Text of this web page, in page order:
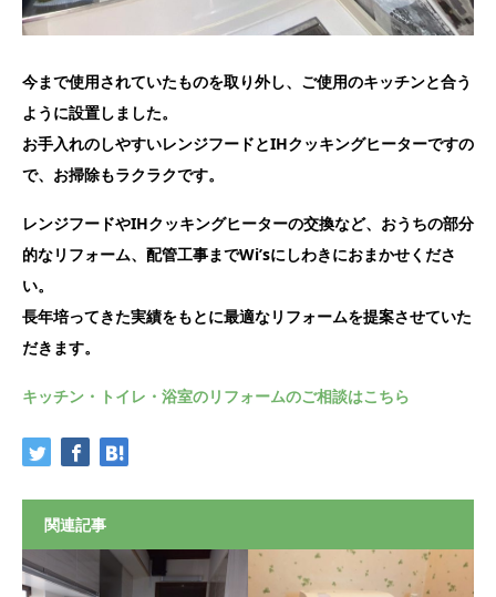
今まで使用されていたものを取り外し、ご使用のキッチンと合う
ように設置しました。
お手入れのしやすいレンジフードとIHクッキングヒーターですの
で、お掃除もラクラクです。
レンジフードやIHクッキングヒーターの交換など、おうちの部分
的なリフォーム、配管工事までWi’sにしわきにおまかせくださ
い。
長年培ってきた実績をもとに最適なリフォームを提案させていた
だきます。
キッチン・トイレ・浴室のリフォームのご相談はこちら
関連記事